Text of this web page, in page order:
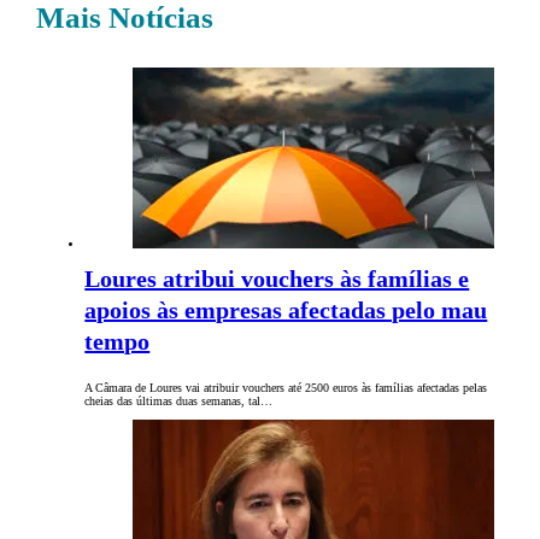
Mais Notícias
Loures atribui vouchers às famílias e
apoios às empresas afectadas pelo mau
tempo
A Câmara de Loures vai atribuir vouchers até 2500 euros às famílias afectadas pelas
cheias das últimas duas semanas, tal…